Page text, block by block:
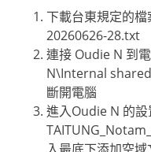
下載台東規定的
20260626-28.txt
連接 Oudie N 到
N\Internal
斷開電腦
進入Oudie N 的